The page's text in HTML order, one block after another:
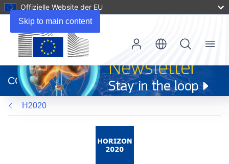
Skip to main content
Offizielle Website der EU
neuem
Fenster)
CORDIS
Menu
H2020